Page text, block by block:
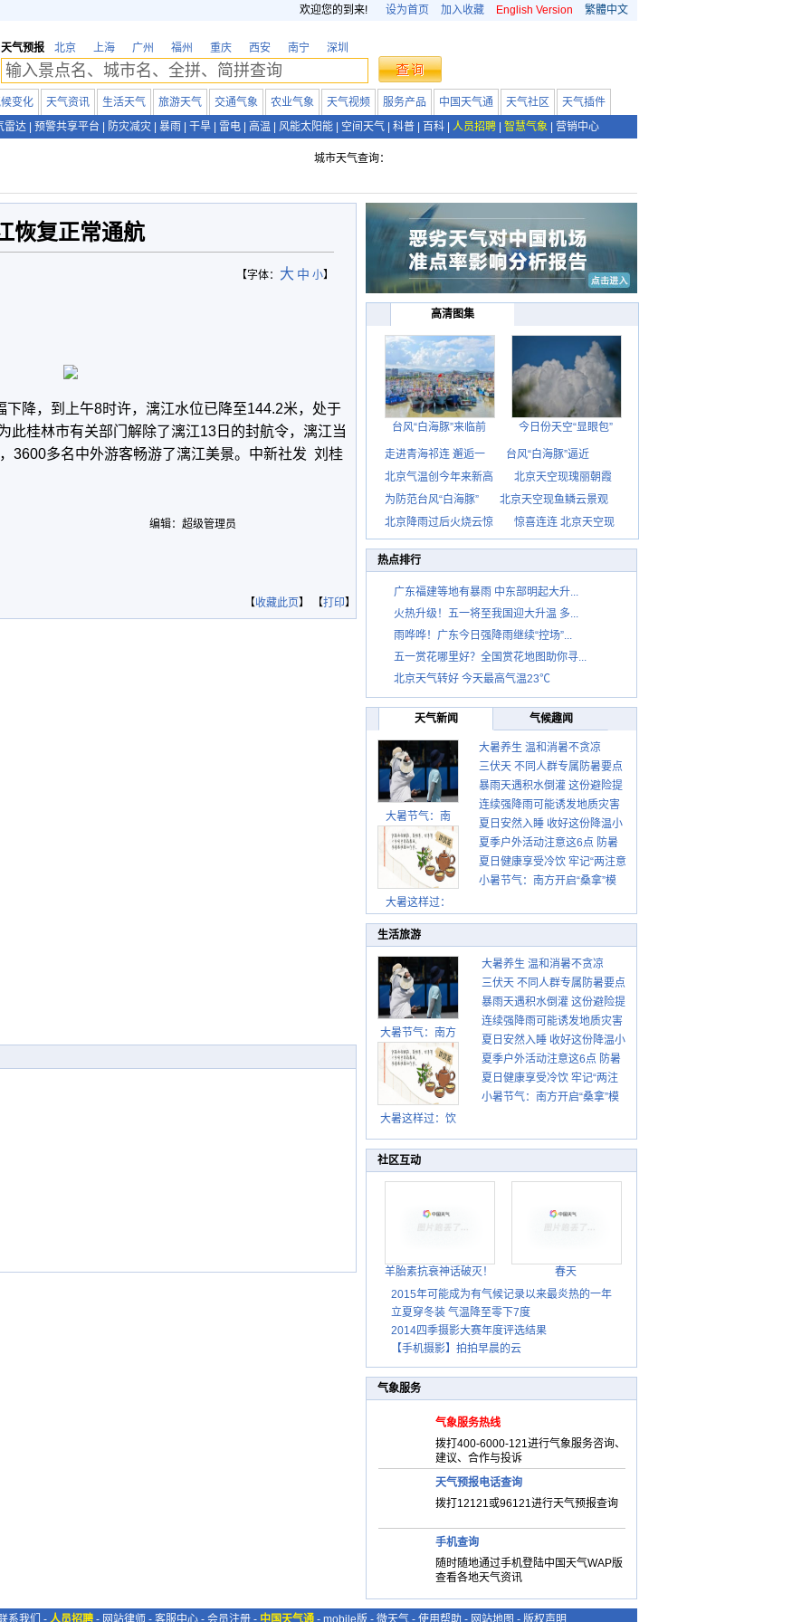
欢迎您的到来! 设为首页 加入收藏 English Version 繁體中文
天气预报 北京 上海 广州 福州 重庆 西安 南宁 深圳
变化 天气资讯 生活天气 旅游天气 交通气象 农业气象 天气视频 服务产品 中国天气通 天气社区
天气插件
雷达
预警共享平台 防灾减灾 暴雨 干旱 雷电 高温 风能太阳能 空间天气 科普 百科 人员招聘 智慧气象 营销中心
城市天气查询：
恢复正常通航
【字体： 大 中 小】
下降，到上午8时许，漓江水位已降至144.2米，处于
此桂林市有关部门解除了漓江13日的封航令，漓江当
3600多名中外游客畅游了漓江美景。中新社发 刘桂
编辑：超级管理员
【收藏此页】 【打印】
高清图集
台风“白海豚”来临前 今日份天空“显眼包”
走进青海祁连 邂逅一
台风“白海豚”逼近
北京气温创今年来新高
北京天空现瑰丽朝霞
为防范台风“白海豚”
北京天空现鱼鳞云景观
北京降雨过后火烧云惊
惊喜连连 北京天空现
热点排行
广东福建等地有暴雨 中东部明起大升...
火热升级！五一将至我国迎大升温 多...
雨哗哗！广东今日强降雨继续“控场”...
五一赏花哪里好？全国赏花地图助你寻...
北京天气转好 今天最高气温23℃
天气新闻 气候趣闻
大暑节气：南
大暑这样过：
大暑养生 温和消暑不贪凉
三伏天 不同人群专属防暑要点
请收好
暴雨天遇积水倒灌 这份避险提
示请收好
连续强降雨可能诱发地质灾害
这些前兆要知道
夏日安然入睡 收好这份降温小
贴士
夏季户外活动注意这6点 防暑
健身两不误
夏日健康享受冷饮 牢记“两注意
一控制”
小暑节气：南方开启“桑拿”模
生活旅游
大暑节气：南方
暑热盛行防伏旱
北方雨季陆续开
启
大暑这样过：饮
湿热保健康
大暑养生 温和消暑不贪凉
三伏天 不同人群专属防暑要点
请收好
暴雨天遇积水倒灌 这份避险提
示请收好
连续强降雨可能诱发地质灾害
这些前兆要知道
夏日安然入睡 收好这份降温小
贴士
夏季户外活动注意这6点 防暑
健身两不误
夏日健康享受冷饮 牢记“两注
意一控制”
小暑节气：南方开启“桑拿”模
社区互动
羊胎素抗衰神话破灭！
春天
2015年可能成为有气候记录以来最炎热的一年
立夏穿冬装 气温降至零下7度
2014四季摄影大赛年度评选结果
【手机摄影】拍拍早晨的云
气象服务
气象服务热线
拨打400-6000-121进行气象服务咨询、
建议、合作与投诉
天气预报电话查询
拨打12121或96121进行天气预报查询
手机查询
随时随地通过手机登陆中国天气WAP版
查看各地天气资讯
系我们 - 人员招聘 - 网站律师 - 客服中心 - 会员注册 - 中国天气通 - mobile版 - 微天气 - 使用帮助 - 网站地图 - 版权声明